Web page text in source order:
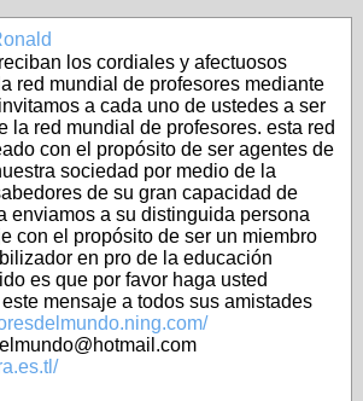
los cordiales y afectuosos
red mundial de profesores mediante
a cada uno de ustedes a ser
la red mundial de profesores. esta red
con el propósito de ser agentes de
sociedad por medio de la
de su gran capacidad de
enviamos a su distinguida persona
con el propósito de ser un miembro
en pro de la educación
es que por favor haga usted
mensaje a todos sus amistades